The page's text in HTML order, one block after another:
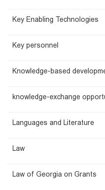
Key Enabling Technologies
Key personnel
Knowledge-based
knowledge-exchange
Languages and Literature
Law
Law of Georgia on Grants